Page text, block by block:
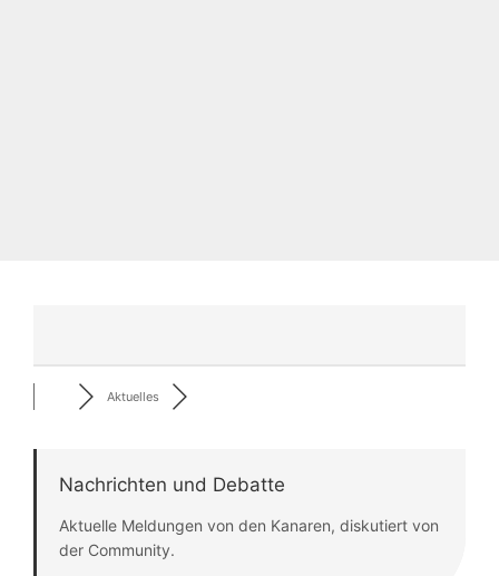
Aktuelles
Nachrichten und Debatte
Aktuelle Meldungen von den Kanaren, diskutiert von
der Community.